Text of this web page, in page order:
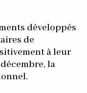
développés
de
à leur
la